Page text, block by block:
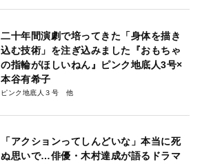
二十年間演劇で培ってきた「身体を描き
込む技術」を注ぎ込みました『おもちゃ
の指輪がほしいねん』ピンク地底人3号×
本谷有希子
ピンク地底人３号
「アクションってしんどいな」本当に死
ぬ思いで…俳優・木村達成が語るドラマ